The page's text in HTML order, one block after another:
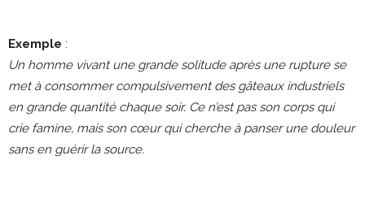
Exemple :
Un homme vivant une grande solitude après une rupture se
met à consommer compulsivement des gâteaux industriels
en grande quantité chaque soir. Ce n’est pas son corps qui
crie famine, mais son cœur qui cherche à panser une douleur
sans en guérir la source.